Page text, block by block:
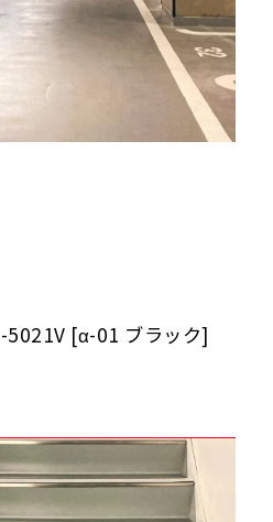
5021V [α-01 ブラック]